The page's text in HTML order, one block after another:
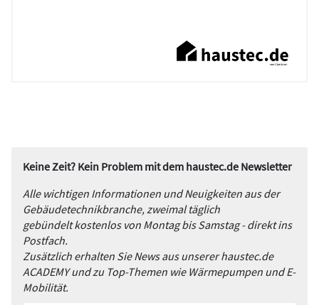
Keine Zeit? Kein Problem mit dem haustec.de Newsletter
Alle wichtigen Informationen und Neuigkeiten aus der
Gebäudetechnikbranche, zweimal täglich
gebündelt kostenlos von Montag bis Samstag - direkt ins
Postfach.
Zusätzlich erhalten Sie News aus unserer haustec.de
ACADEMY und zu Top-Themen wie Wärmepumpen und E-
Mobilität.